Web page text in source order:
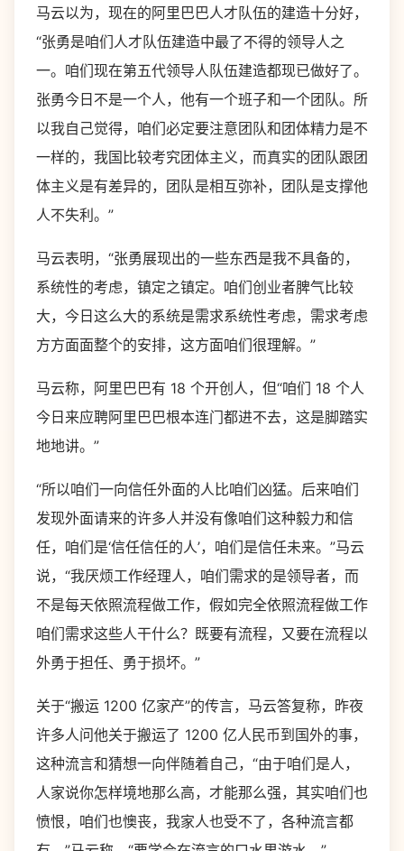
马云以为，现在的阿里巴巴人才队伍的建造十分好，
“张勇是咱们人才队伍建造中最了不得的领导人之
一。咱们现在第五代领导人队伍建造都现已做好了。
张勇今日不是一个人，他有一个班子和一个团队。所
以我自己觉得，咱们必定要注意团队和团体精力是不
一样的，我国比较考究团体主义，而真实的团队跟团
体主义是有差异的，团队是相互弥补，团队是支撑他
人不失利。”
马云表明，“张勇展现出的一些东西是我不具备的，
系统性的考虑，镇定之镇定。咱们创业者脾气比较
大，今日这么大的系统是需求系统性考虑，需求考虑
方方面面整个的安排，这方面咱们很理解。”
马云称，阿里巴巴有 18 个开创人，但“咱们 18 个人
今日来应聘阿里巴巴根本连门都进不去，这是脚踏实
地地讲。”
“所以咱们一向信任外面的人比咱们凶猛。后来咱们
发现外面请来的许多人并没有像咱们这种毅力和信
任，咱们是‘信任信任的人’，咱们是信任未来。”马云
说，“我厌烦工作经理人，咱们需求的是领导者，而
不是每天依照流程做工作，假如完全依照流程做工作
咱们需求这些人干什么？既要有流程，又要在流程以
外勇于担任、勇于损坏。”
关于“搬运 1200 亿家产”的传言，马云答复称，昨夜
许多人问他关于搬运了 1200 亿人民币到国外的事，
这种流言和猜想一向伴随着自己，“由于咱们是人，
人家说你怎样境地那么高，才能那么强，其实咱们也
愤恨，咱们也懊丧，我家人也受不了，各种流言都